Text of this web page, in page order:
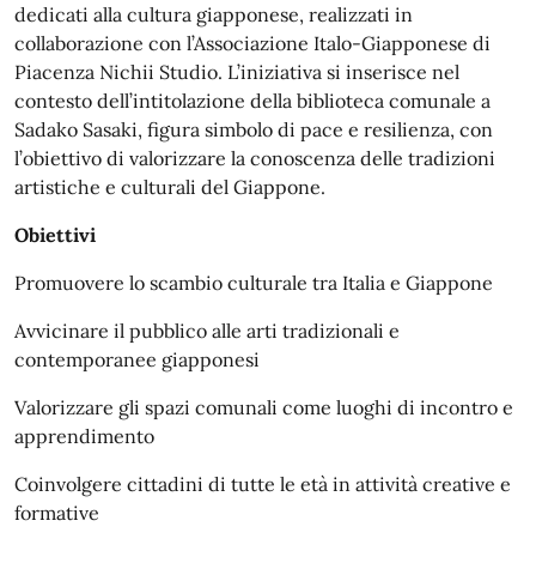
dedicati alla cultura giapponese, realizzati in
collaborazione con l’Associazione Italo-Giapponese di
Piacenza Nichii Studio. L’iniziativa si inserisce nel
contesto dell’intitolazione della biblioteca comunale a
Sadako Sasaki, figura simbolo di pace e resilienza, con
l’obiettivo di valorizzare la conoscenza delle tradizioni
artistiche e culturali del Giappone.
Obiettivi
Promuovere lo scambio culturale tra Italia e Giappone
Avvicinare il pubblico alle arti tradizionali e
contemporanee giapponesi
Valorizzare gli spazi comunali come luoghi di incontro e
apprendimento
Coinvolgere cittadini di tutte le età in attività creative e
formative